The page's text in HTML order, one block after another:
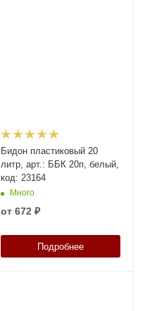
Бидон пластиковый 20
литр, арт.: ББК 20п, белый,
код: 23164
Много
от 672 ₽
Подробнее